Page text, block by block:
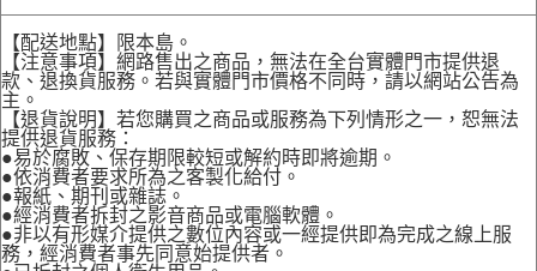
【配送地點】限本島。
【注意事項】網路售出之商品，無法在全台實體門市提供退
款、退換貨服務。若與實體門市價格不同時，請以網站公告為
主。
【退貨說明】若您購買之商品或服務為下列情形之一，恕無法
提供退貨服務：
●易於腐敗、保存期限較短或解約時即將逾期。
●依消費者要求所為之客製化給付。
●報紙、期刊或雜誌。
●經消費者拆封之影音商品或電腦軟體。
●非以有形媒介提供之數位內容或一經提供即為完成之線上服
務，經消費者事先同意始提供者。